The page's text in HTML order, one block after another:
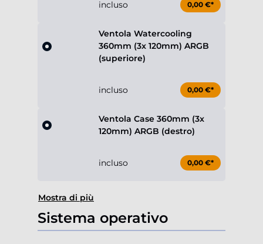
incluso 0,00 €*
Ventola Watercooling
360mm (3x 120mm) ARGB
(superiore)
incluso 0,00 €*
Ventola Case 360mm (3x
120mm) ARGB (destro)
incluso 0,00 €*
Mostra di più
Sistema operativo